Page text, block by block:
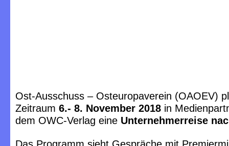
Ost-Ausschuss – Osteuropaverein (OAOEV)
Zeitraum 6.- 8. November 2018 in
dem OWC-Verlag eine Unternehmerreise